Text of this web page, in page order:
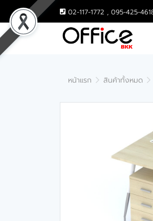
02-117-1772 , 095-425-
หน้าแรก สินค้าทั้งหมด